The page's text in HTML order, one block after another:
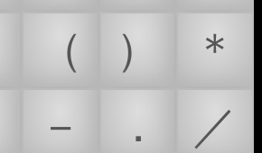
（ ）
＊
－ ．
／